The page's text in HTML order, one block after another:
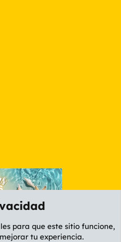
para que este sitio funcione,
tu experiencia.